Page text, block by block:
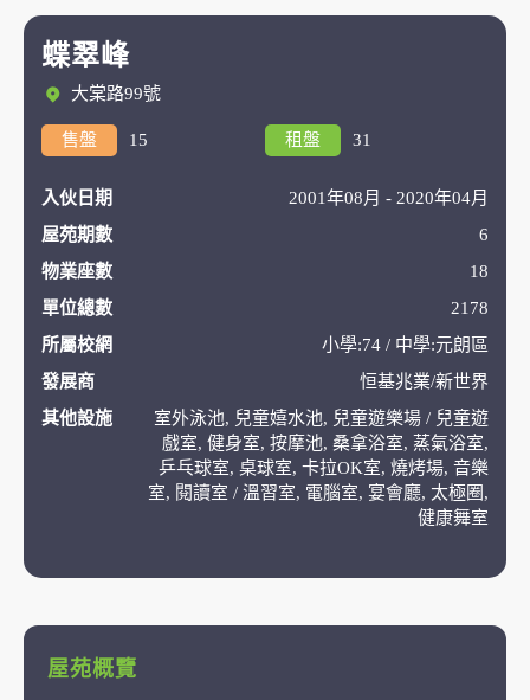
蝶翠峰
大棠路99號
售盤 15 租盤 31
入伙日期
2001年08月 - 2020年04月
屋苑期數
6
物業座數
18
單位總數
2178
所屬校網
小學:74 / 中學:元朗區
發展商
恒基兆業/新世界
其他設施
室外泳池, 兒童嬉水池, 兒童遊樂場 / 兒童遊
戲室, 健身室, 按摩池, 桑拿浴室, 蒸氣浴室,
乒乓球室, 桌球室, 卡拉OK室, 燒烤場, 音樂
室, 閱讀室 / 溫習室, 電腦室, 宴會廳, 太極圈,
健康舞室
屋苑概覽